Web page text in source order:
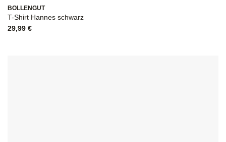
BOLLENGUT
T-Shirt Hannes schwarz
29,99 €